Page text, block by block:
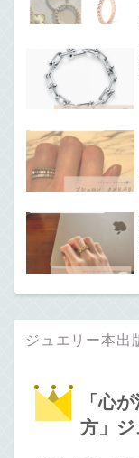
ジュエリー本出
「心
方」ジ